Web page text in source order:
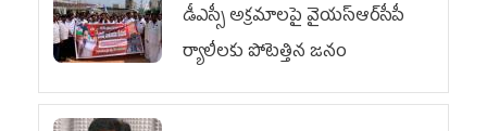
డీఎస్సీ అక్రమాలపై వైయ‌స్ఆర్‌సీపీ
ర్యాలీలకు పోటెత్తిన జనం